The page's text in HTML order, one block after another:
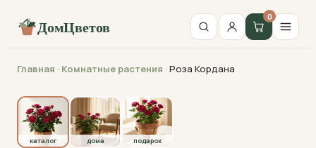
ДомЦветов
0
Главная · Комнатные растения · Роза Кордана
каталог
каталог дома подарок